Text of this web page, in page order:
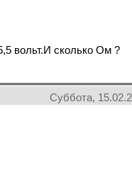
вольт.И сколько Ом ?
Суббота,